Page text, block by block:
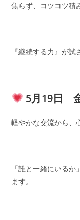
焦らず、コツコツ積
『継続する力』が試
5月19日
軽やかな交流から、
「誰と一緒にいる
ます。